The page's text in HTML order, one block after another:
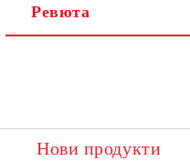
Ревюта
Нови продукти